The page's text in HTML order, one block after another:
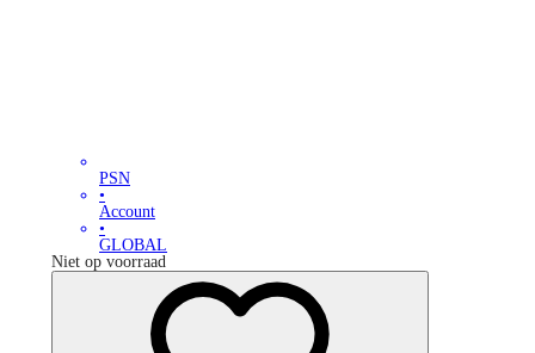
PSN
•
Account
•
GLOBAL
Niet op voorraad